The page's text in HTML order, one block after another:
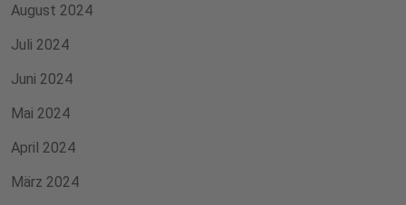
August 2024
Juli 2024
Juni 2024
Mai 2024
April 2024
März 2024